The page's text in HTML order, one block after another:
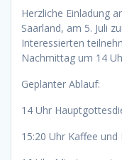
Herzliche Einladung
Saarland, am 5. Juli
Interessierten
Nachmittag um 14
Geplanter Ablauf:
14 Uhr
15:20 Uhr Kaffee und